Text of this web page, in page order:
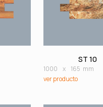
ST 10
1000 x 165 mm
ver producto